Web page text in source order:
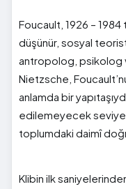
Foucault, 1926 – 1984
düşünür, sosyal
antropolog, psikolog
Nietzsche,
anlamda bir
edilemeyecek
toplumdaki daimî
Klibin ilk